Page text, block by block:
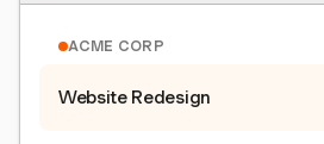
ACME CORP
Website Redesign